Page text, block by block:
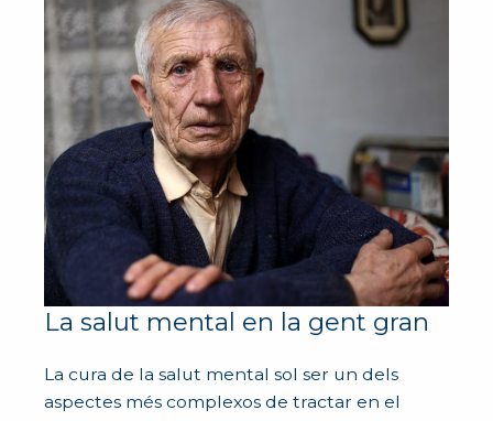
La salut mental en la gent gran
La cura de la salut mental sol ser un dels
aspectes més complexos de tractar en el